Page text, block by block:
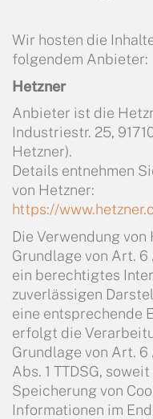
Wir hosten die
folgendem Anbieter:
Hetzner
Anbieter ist die
Industriestr. 25,
Hetzner).
Details entnehmen
von Hetzner:
https://
Die Verwendung
Grundlage von Art. 6
ein berechtigtes
zuverlässigen
eine entsprechende
erfolgt die
Grundlage von Art. 6
Abs. 1 TTDSG,
Speicherung von
Informationen im